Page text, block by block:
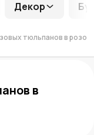
Декор
тюльпанов в
в